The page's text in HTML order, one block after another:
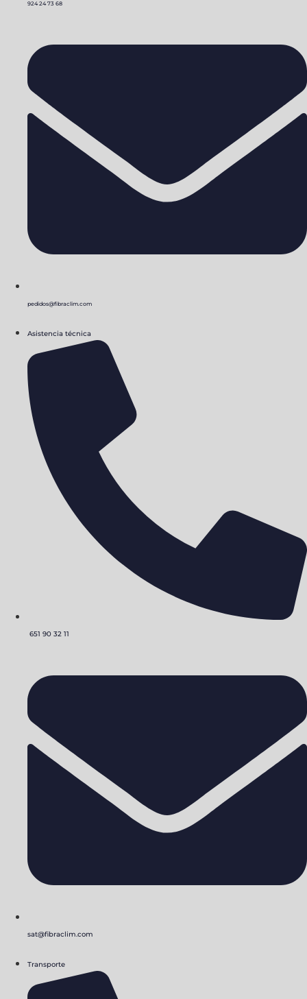
924 24 73 68
pedidos@fibraclim.com
Asistencia técnica
651 90 32 11
sat@fibraclim.com
Transporte